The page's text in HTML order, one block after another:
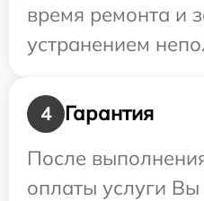
время ремонта и
устранением
4
Гарантия
После
оплаты услуги Вы